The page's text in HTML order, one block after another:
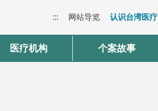
::: 网站导览 认识台湾医疗
医疗机构 个案故事